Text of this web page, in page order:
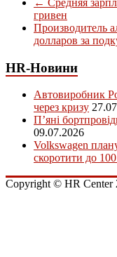
← Средняя
гривен
Производитель
долларов за
HR-Новини
Автовиробник
через кризу
П’яні
09.07.2026
Volkswagen
скоротити до
Copyright © HR Center